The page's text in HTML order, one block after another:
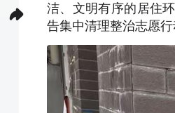
洁、文明有序的居住
告集中清理整治志愿行